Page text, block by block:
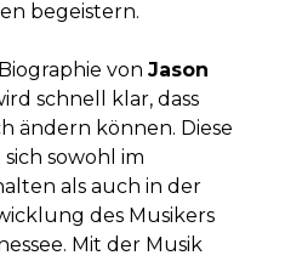
begeistern.
von Jason
schnell klar, dass
ändern können. Diese
sowohl im
als auch in der
des Musikers
Mit der Musik